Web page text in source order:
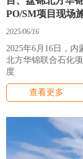
PO/SM项目现场
2025/06/16
2025年6月16日，
北方华锦联合石化
度
查看更多